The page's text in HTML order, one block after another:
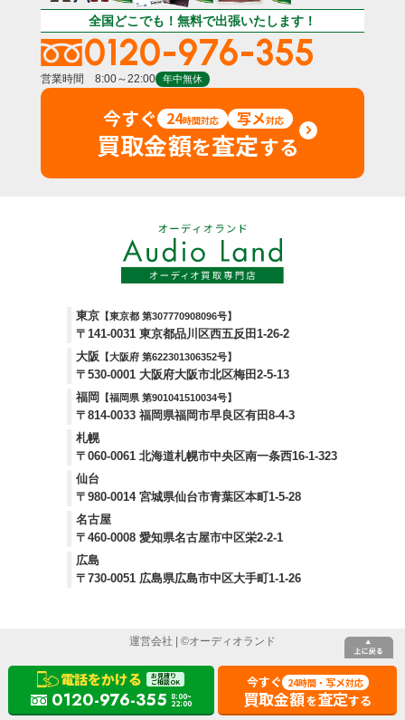
電話をかける お見積り
ご相談OK
0120-976-355 8:00~
22:00
今すぐ 24時間・ 写メ対応
買取金額を査定する
全国どこでも！無料で出張いたします！
0120-976-355
営業時間 8:00～22:00 年中無休
今すぐ 24時間対応 写メ対応
買取金額を査定する
東京 【東京都 第307770908096号】
〒141-0031 東京都品川区西五反田1-26-2
大阪
【大阪府 第622301306352号】
〒530-0001 大阪府大阪市北区梅田2-5-13
福岡
【福岡県 第901041510034号】
〒814-0033 福岡県福岡市早良区有田8-4-3
札幌
〒060-0061 北海道札幌市中央区南一条西16-1-323
仙台
〒980-0014 宮城県仙台市青葉区本町1-5-28
名古屋
〒460-0008 愛知県名古屋市中区栄2-2-1
広島
〒730-0051 広島県広島市中区大手町1-1-26
運営会社 | ©オーディオランド